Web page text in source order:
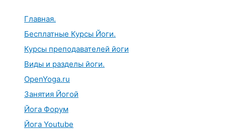
Главная.
Бесплатные Курсы Йоги.
Курсы преподавателей йоги
Виды и разделы йоги.
OpenYoga.ru
Занятия Йогой
Йога Форум
Йога Youtube